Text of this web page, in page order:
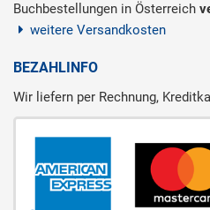
Buchbestellungen in Österreich
weitere Versandkosten
BEZAHLINFO
Wir liefern per Rechnung,